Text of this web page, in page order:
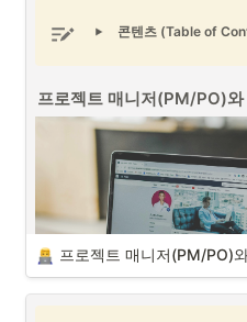
콘텐츠 (Table of
프로젝트 매니저(PM/PO)
프로젝트 매니저(PM/PO)